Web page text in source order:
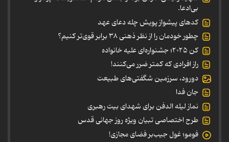
بی‌ادعا.
کدهای پیشواز پویش چله دعای عهد
چطور خودمان را از نظر ذهنی ۳۸ برابر قوی‌تر کنیم؟
کن ۲۰۲۵؛ جشنواره‌ای علیه خانواده
راز افرادی که کمتر ضرر می‌کنند!
دورود، سرزمین شگفتی‌های طبیعت
جان فدا
نماز لیله الدفن برای شهدای بیت رهبری
طرح اختصاصی تبیان ویژه روز جهانی قدس
فومو؛ غول جیب‌بر فضای مجازی!